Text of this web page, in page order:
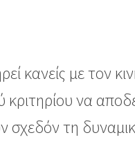
κανείς με τον
να
σχεδόν τη